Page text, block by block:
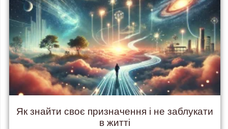
Як знайти своє призначення і не заблукати
в житті